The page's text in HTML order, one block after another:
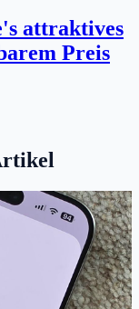
attraktives
Preis